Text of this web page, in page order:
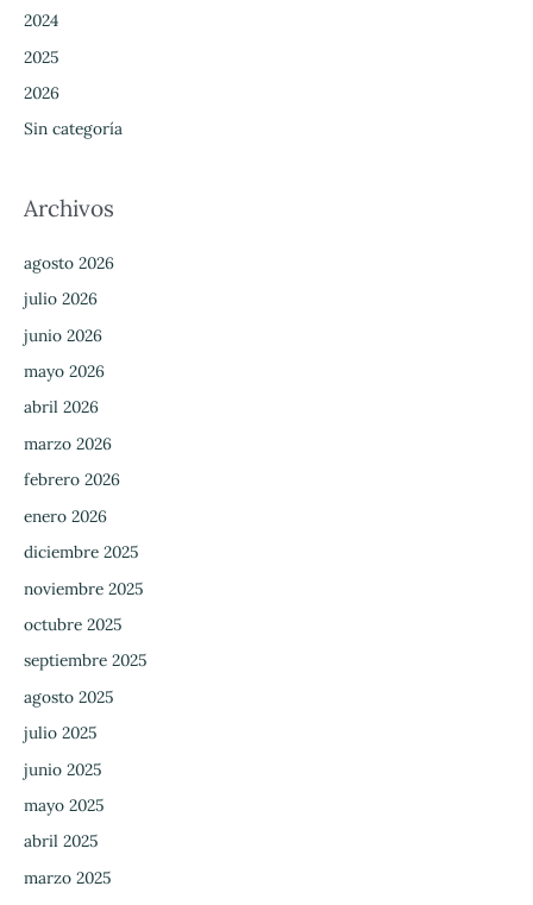
2024
2025
2026
Sin categoría
Archivos
agosto 2026
julio 2026
junio 2026
mayo 2026
abril 2026
marzo 2026
febrero 2026
enero 2026
diciembre 2025
noviembre 2025
octubre 2025
septiembre 2025
agosto 2025
julio 2025
junio 2025
mayo 2025
abril 2025
marzo 2025